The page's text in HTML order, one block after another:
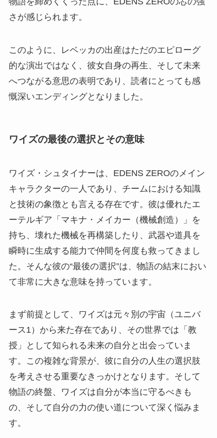
さが感じられます。
このように、レベッカの出産はただのエピローグ
的な演出ではなく、彼女自身の再生、そして未来
へつながる意思の表明であり、読者にとっても感
慨深いエンディングとなりました。
ワイズの最後の選択とその意味
ワイズ・シュタイナーは、EDENS ZEROのメイン
キャラクターの一人であり、チームにおける知識
と技術の象徴とも言える存在です。彼は優れたエ
ーテルギア「マキナ・メイカー（機械創造）」を
持ち、壊れた機械を再構築したり、武器や道具を
瞬時に生成する能力で仲間を何度も救ってきまし
た。そんな彼の“最後の選択”は、物語の結末におい
て非常に大きな意味を持っています。
まず前提として、ワイズは元々別の宇宙（ユニバ
ース1）から来た存在であり、その世界では「教
授」として知られる未来の自分と出会っていま
す。この複雑な背景が、彼に自分の人生の選択肢
を考えさせる重要なきっかけとなります。そして
物語の終盤、ワイズは自分が本当に守るべきも
の、そして自分の力の使い道について深く悩みま
す。